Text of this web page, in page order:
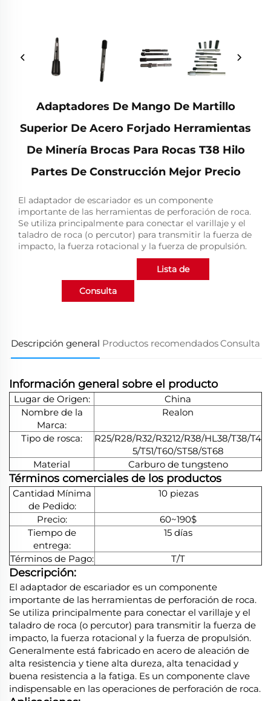
Adaptadores De Mango De Martillo
Superior De Acero Forjado Herramientas
De Minería Brocas Para Rocas T38 Hilo
Partes De Construcción Mejor Precio
El adaptador de escariador es un componente
importante de las herramientas de perforación de roca.
Se utiliza principalmente para conectar el varillaje y el
taladro de roca (o percutor) para transmitir la fuerza de
impacto, la fuerza rotacional y la fuerza de propulsión.
Consulta
Lista de
Descripción general Productos recomendadosConsulta
Información general sobre el producto
Lugar de Origen:
China
Nombre de la
Marca:
Realon
Tipo de rosca:
R25/R28/R32/R3212/R38/HL38/T38/T4
5/T51/T60/ST58/ST68
Material
Carburo de tungsteno
Términos comerciales de los productos
Cantidad Mínima
de Pedido:
10 piezas
Precio:
60~190$
Tiempo de
entrega:
15 días
Términos de Pago: T/T
Descripción:
El adaptador de escariador es un componente
importante de las herramientas de perforación de roca.
Se utiliza principalmente para conectar el varillaje y el
taladro de roca (o percutor) para transmitir la fuerza de
impacto, la fuerza rotacional y la fuerza de propulsión.
Generalmente está fabricado en acero de aleación de
alta resistencia y tiene alta dureza, alta tenacidad y
buena resistencia a la fatiga. Es un componente clave
indispensable en las operaciones de perforación de roca.